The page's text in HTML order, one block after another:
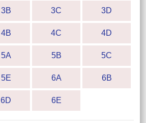
3B 3C 3D
4B 4C 4D
5A 5B 5C
5E 6A 6B
6D 6E